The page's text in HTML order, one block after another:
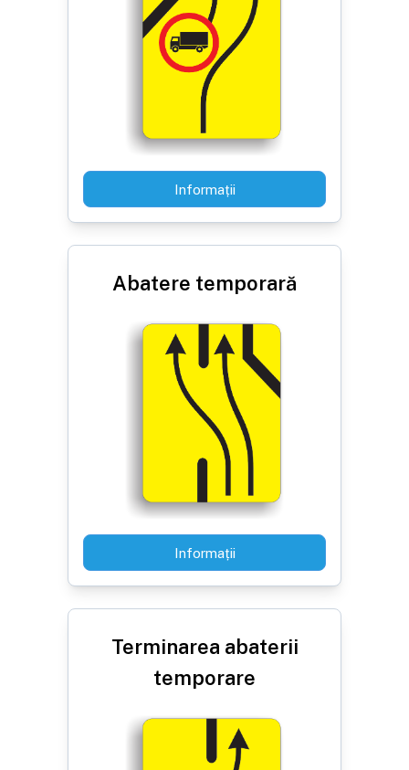
Informații
Abatere temporară
Informații
Terminarea abaterii
temporare